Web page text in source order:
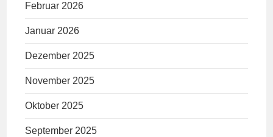
Februar 2026
Januar 2026
Dezember 2025
November 2025
Oktober 2025
September 2025